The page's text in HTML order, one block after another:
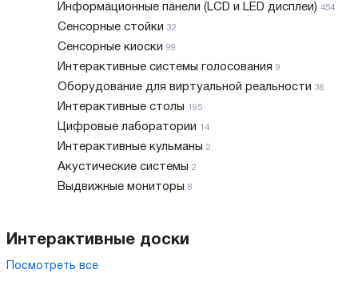
Информационные панели (LCD и LED дисплеи) 454
Сенсорные стойки 32
Сенсорные киоски 99
Интерактивные системы голосования 9
Оборудование для виртуальной реальности 36
Интерактивные столы 195
Цифровые лаборатории 14
Интерактивные кульманы 2
Акустические системы 2
Выдвижные мониторы 8
Интерактивные доски
Посмотреть все